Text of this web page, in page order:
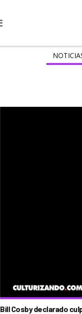
Bill Cosby declarado